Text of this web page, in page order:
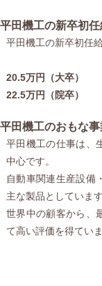
平田機工の新卒初任
平田機工の新卒初任給
20.5万円（大卒）
22.5万円（院卒）
平田機工のおもな
平田機工の仕事は、
中心です。
自動車関連生産設備
主な製品としています
世界中の顧客から、
て高い評価を得ていま